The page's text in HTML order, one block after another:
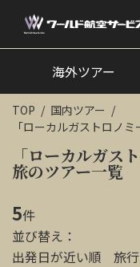
海外ツアー
国内ツアー
クルーズツアー
ツアー催行状況
旅のひろば
イベント
海外ツアー
TOP
国内ツアー
「ローカルガストロノ
「ローカルガス
旅のツアー一覧
5件
並び替え：
出発日が近い順
旅